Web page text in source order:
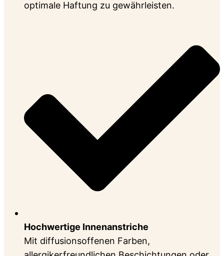
optimale Haftung zu gewährleisten.
Hochwertige Innenanstriche
Mit diffusionsoffenen Farben,